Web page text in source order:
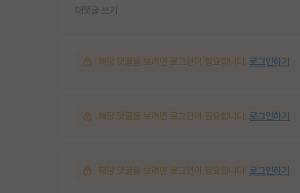
대댓글 쓰기
해당 댓글을 보려면 로그인이 필요합니다. 로그인하기
해당 댓글을 보려면 로그인이 필요합니다. 로그인하기
해당 댓글을 보려면 로그인이 필요합니다. 로그인하기